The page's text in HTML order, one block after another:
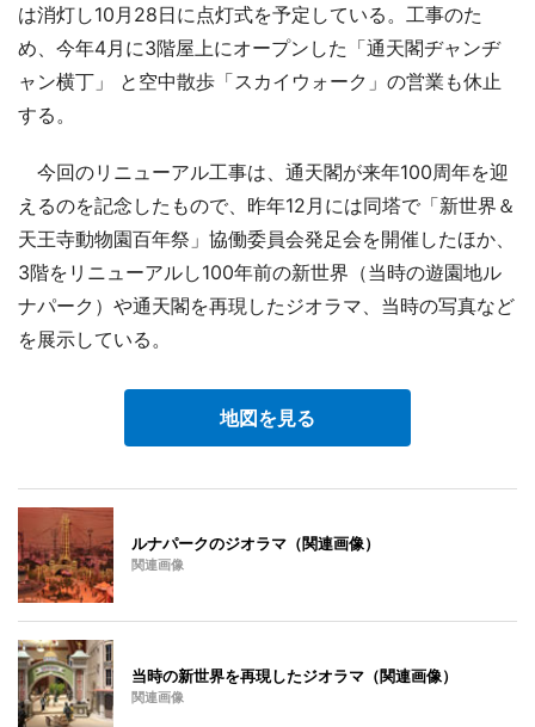
は消灯し10月28日に点灯式を予定している。工事のた
め、今年4月に3階屋上にオープンした「通天閣ヂャンヂ
ャン横丁」 と空中散歩「スカイウォーク」の営業も休止
する。
今回のリニューアル工事は、通天閣が来年100周年を迎
えるのを記念したもので、昨年12月には同塔で「新世界＆
天王寺動物園百年祭」協働委員会発足会を開催したほか、
3階をリニューアルし100年前の新世界（当時の遊園地ル
ナパーク）や通天閣を再現したジオラマ、当時の写真など
を展示している。
地図を見る
ルナパークのジオラマ（関連画像）
関連画像
当時の新世界を再現したジオラマ（関連画像）
関連画像